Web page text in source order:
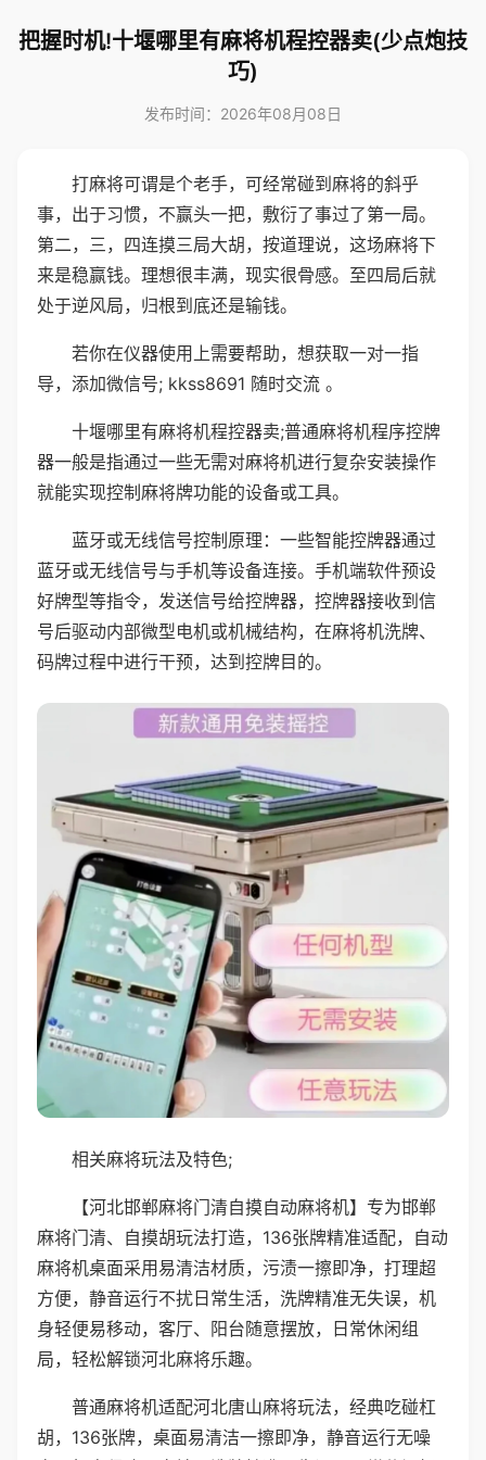
把握时机!十堰哪里有麻将机程控器卖(少点炮技
巧)
发布时间：2026年08月08日
打麻将可谓是个老手，可经常碰到麻将的斜乎
事，出于习惯，不赢头一把，敷衍了事过了第一局。
第二，三，四连摸三局大胡，按道理说，这场麻将下
来是稳赢钱。理想很丰满，现实很骨感。至四局后就
处于逆风局，归根到底还是输钱。
若你在仪器使用上需要帮助，想获取一对一指
导，添加微信号; kkss8691 随时交流 。
十堰哪里有麻将机程控器卖;普通麻将机程序控牌
器一般是指通过一些无需对麻将机进行复杂安装操作
就能实现控制麻将牌功能的设备或工具。
蓝牙或无线信号控制原理：一些智能控牌器通过
蓝牙或无线信号与手机等设备连接。手机端软件预设
好牌型等指令，发送信号给控牌器，控牌器接收到信
号后驱动内部微型电机或机械结构，在麻将机洗牌、
码牌过程中进行干预，达到控牌目的。
相关麻将玩法及特色;
【河北邯郸麻将门清自摸自动麻将机】专为邯郸
麻将门清、自摸胡玩法打造，136张牌精准适配，自动
麻将机桌面采用易清洁材质，污渍一擦即净，打理超
方便，静音运行不扰日常生活，洗牌精准无失误，机
身轻便易移动，客厅、阳台随意摆放，日常休闲组
局，轻松解锁河北麻将乐趣。
普通麻将机适配河北唐山麻将玩法，经典吃碰杠
胡，136张牌，桌面易清洁一擦即净，静音运行无噪